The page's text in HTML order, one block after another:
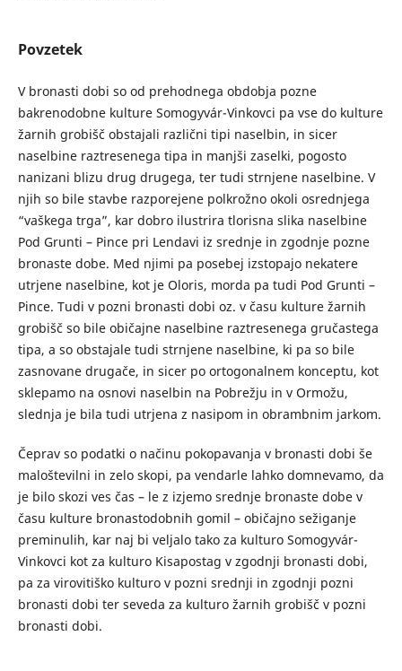
Povzetek
V bronasti dobi so od prehodnega obdobja pozne
bakrenodobne kulture Somogyvár-Vinkovci pa vse do kulture
žarnih grobišč obstajali različni tipi naselbin, in sicer
naselbine raztresenega tipa in manjši zaselki, pogosto
nanizani blizu drug drugega, ter tudi strnjene naselbine. V
njih so bile stavbe razporejene polkrožno okoli osrednjega
“vaškega trga”, kar dobro ilustrira tlorisna slika naselbine
Pod Grunti – Pince pri Lendavi iz srednje in zgodnje pozne
bronaste dobe. Med njimi pa posebej izstopajo nekatere
utrjene naselbine, kot je Oloris, morda pa tudi Pod Grunti –
Pince. Tudi v pozni bronasti dobi oz. v času kulture žarnih
grobišč so bile običajne naselbine raztresenega gručastega
tipa, a so obstajale tudi strnjene naselbine, ki pa so bile
zasnovane drugače, in sicer po ortogonalnem konceptu, kot
sklepamo na osnovi naselbin na Pobrežju in v Ormožu,
slednja je bila tudi utrjena z nasipom in obrambnim jarkom.
Čeprav so podatki o načinu pokopavanja v bronasti dobi še
maloštevilni in zelo skopi, pa vendarle lahko domnevamo, da
je bilo skozi ves čas – le z izjemo srednje bronaste dobe v
času kulture bronastodobnih gomil – običajno sežiganje
preminulih, kar naj bi veljalo tako za kulturo Somogyvár-
Vinkovci kot za kulturo Kisapostag v zgodnji bronasti dobi,
pa za virovitiško kulturo v pozni srednji in zgodnji pozni
bronasti dobi ter seveda za kulturo žarnih grobišč v pozni
bronasti dobi.